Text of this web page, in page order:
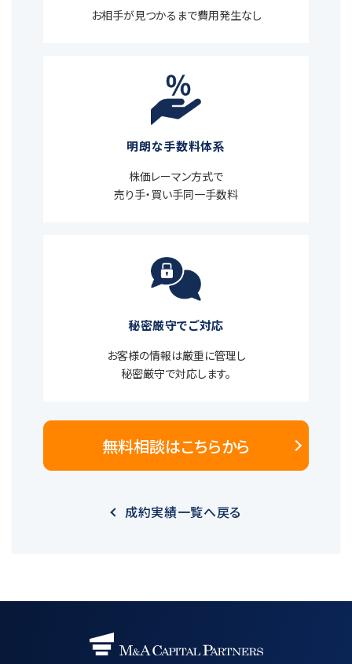
お相手が見つかるまで費用発生なし
明朗な手数料体系
株価レーマン方式で
売り手・買い手同一手数料
秘密厳守でご対応
お客様の情報は厳重に管理し
秘密厳守で対応します。
無料相談はこちらから
成約実績一覧へ戻る